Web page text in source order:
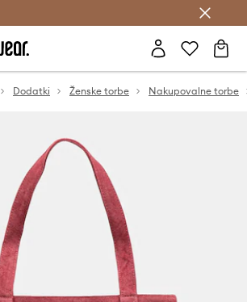
Dodatki Ženske torbe Nakupovalne torbe